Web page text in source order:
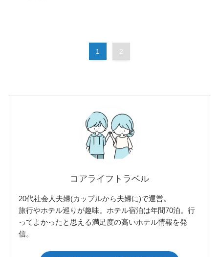
1 2
コアライフトラベル
20代社会人夫婦(カップルから夫婦に)で運営。
旅行やホテル巡りが趣味。ホテル宿泊は年間70泊。行
ってよかったと思える満足度の高いホテル情報を発
信。